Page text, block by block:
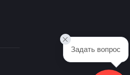
Задать вопрос